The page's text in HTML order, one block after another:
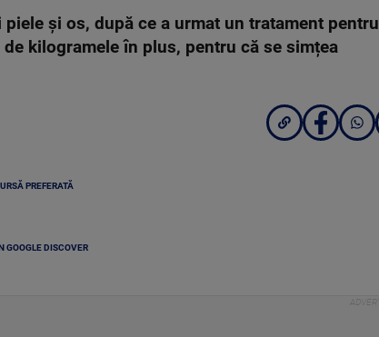
și os, după ce a urmat un tratament pentru
kilogramele în plus, pentru că se simțea
PREFERATĂ
GOOGLE DISCOVER